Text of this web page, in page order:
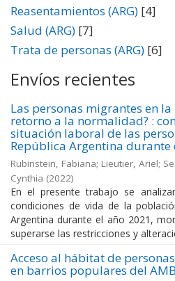
Reasentamientos (ARG) [4]
Salud (ARG) [7]
Trata de personas (ARG) [6]
Envíos recientes
Las personas migrantes en
retorno a la normalidad? :
situación laboral de las
República Argentina durante
Rubinstein, Fabiana; Lieutier, Ariel;
Cynthia (2022)
En el presente trabajo se
condiciones de vida de la
Argentina durante el año 2021,
superarse las restricciones y
Acceso al hábitat de
en barrios populares del